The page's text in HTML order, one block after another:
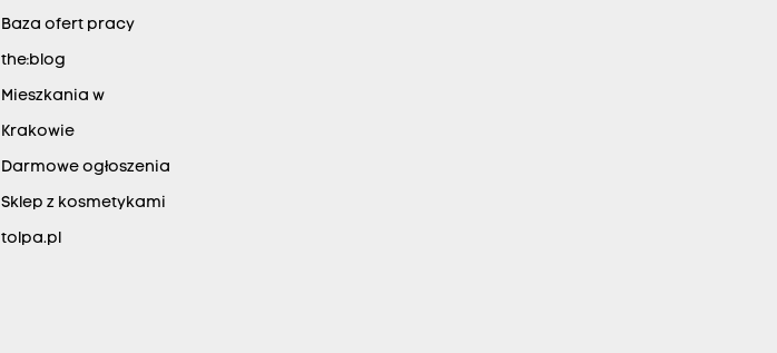
Baza ofert pracy
the:blog
Mieszkania w
Krakowie
Darmowe ogłoszenia
Sklep z kosmetykami
tolpa.pl